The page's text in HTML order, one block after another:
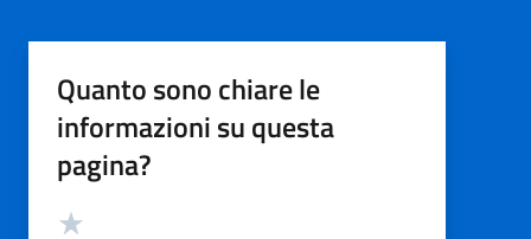
Quanto sono chiare le
informazioni su questa
pagina?
Valutazione